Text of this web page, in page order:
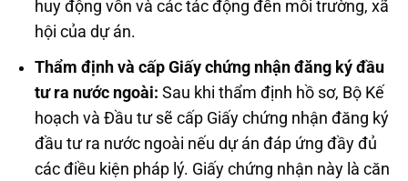
huy động vốn và các tác động đến môi trường, xã
hội của dự án.
Thẩm định và cấp Giấy chứng nhận đăng ký đầu
tư ra nước ngoài: Sau khi thẩm định hồ sơ, Bộ Kế
hoạch và Đầu tư sẽ cấp Giấy chứng nhận đăng ký
đầu tư ra nước ngoài nếu dự án đáp ứng đầy đủ
các điều kiện pháp lý. Giấy chứng nhận này là căn